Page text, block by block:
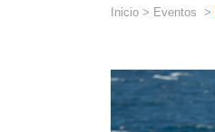
Inicio > Eventos >